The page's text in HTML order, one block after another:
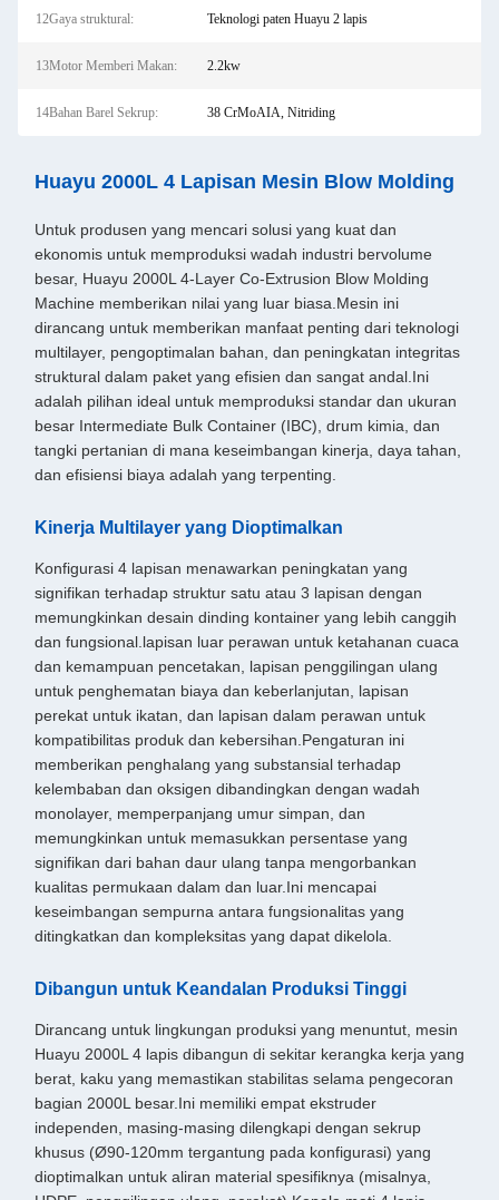
12Gaya struktural: Teknologi paten Huayu 2 lapis
13Motor Memberi Makan: 2.2kw
14Bahan Barel Sekrup: 38 CrMoAIA, Nitriding
Huayu 2000L 4 Lapisan Mesin Blow Molding
Untuk produsen yang mencari solusi yang kuat dan
ekonomis untuk memproduksi wadah industri bervolume
besar, Huayu 2000L 4-Layer Co-Extrusion Blow Molding
Machine memberikan nilai yang luar biasa.Mesin ini
dirancang untuk memberikan manfaat penting dari teknologi
multilayer, pengoptimalan bahan, dan peningkatan integritas
struktural dalam paket yang efisien dan sangat andal.Ini
adalah pilihan ideal untuk memproduksi standar dan ukuran
besar Intermediate Bulk Container (IBC), drum kimia, dan
tangki pertanian di mana keseimbangan kinerja, daya tahan,
dan efisiensi biaya adalah yang terpenting.
Kinerja Multilayer yang Dioptimalkan
Konfigurasi 4 lapisan menawarkan peningkatan yang
signifikan terhadap struktur satu atau 3 lapisan dengan
memungkinkan desain dinding kontainer yang lebih canggih
dan fungsional.lapisan luar perawan untuk ketahanan cuaca
dan kemampuan pencetakan, lapisan penggilingan ulang
untuk penghematan biaya dan keberlanjutan, lapisan
perekat untuk ikatan, dan lapisan dalam perawan untuk
kompatibilitas produk dan kebersihan.Pengaturan ini
memberikan penghalang yang substansial terhadap
kelembaban dan oksigen dibandingkan dengan wadah
monolayer, memperpanjang umur simpan, dan
memungkinkan untuk memasukkan persentase yang
signifikan dari bahan daur ulang tanpa mengorbankan
kualitas permukaan dalam dan luar.Ini mencapai
keseimbangan sempurna antara fungsionalitas yang
ditingkatkan dan kompleksitas yang dapat dikelola.
Dibangun untuk Keandalan Produksi Tinggi
Dirancang untuk lingkungan produksi yang menuntut, mesin
Huayu 2000L 4 lapis dibangun di sekitar kerangka kerja yang
berat, kaku yang memastikan stabilitas selama pengecoran
bagian 2000L besar.Ini memiliki empat ekstruder
independen, masing-masing dilengkapi dengan sekrup
khusus (Ø90-120mm tergantung pada konfigurasi) yang
dioptimalkan untuk aliran material spesifiknya (misalnya,